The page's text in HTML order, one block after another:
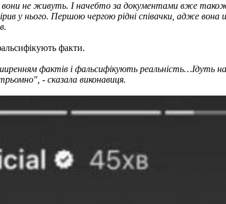
вони не живуть. І начебто за документами вже
у нього. Першою чергою рідні співачки, адже
факти.
фактів і фальсифікують реальність…Ідуть
- сказала виконавиця.